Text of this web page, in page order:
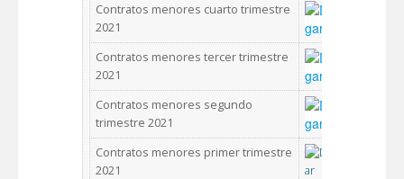
Contratos menores cuarto trimestre
2021
Contratos menores tercer trimestre
2021
Contratos menores segundo
trimestre 2021
Contratos menores primer trimestre
2021